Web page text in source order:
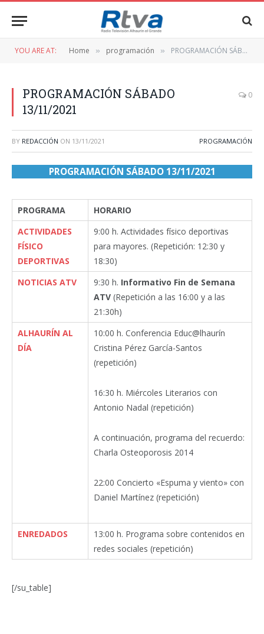
YOU ARE AT: Home » programación » PROGRAMACIÓN SÁBADO 13/11/2021
PROGRAMACIÓN SÁBADO
13/11/2021
0
BY REDACCIÓN ON 13/11/2021 PROGRAMACIÓN
PROGRAMACIÓN SÁBADO 13/11/2021
PROGRAMA
HORARIO
ACTIVIDADES
FÍSICO
DEPORTIVAS
9:00 h. Actividades físico deportivas
para mayores. (Repetición: 12:30 y
18:30)
NOTICIAS ATV
9:30 h. Informativo Fin de Semana
ATV (Repetición a las 16:00 y a las
21:30h)
ALHAURÍN AL
DÍA
10:00 h. Conferencia Educ@lhaurín
Cristina Pérez García-Santos
(repetición)
16:30 h. Miércoles Literarios con
Antonio Nadal (repetición)
A continuación, programa del recuerdo:
Charla Osteoporosis 2014
22:00 Concierto «Espuma y viento» con
Daniel Martínez (repetición)
ENREDADOS
13:00 h. Programa sobre contenidos en
redes sociales (repetición)
[/su_table]